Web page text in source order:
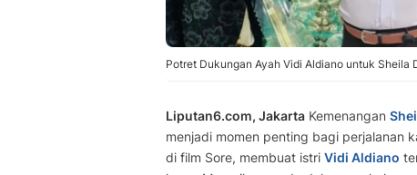
Potret Dukungan Ayah Vidi Aldiano untuk Sheila
Liputan6.com, Jakarta Kemenangan
menjadi momen penting bagi perjalanan
di film Sore, membuat istri Vidi Aldiano